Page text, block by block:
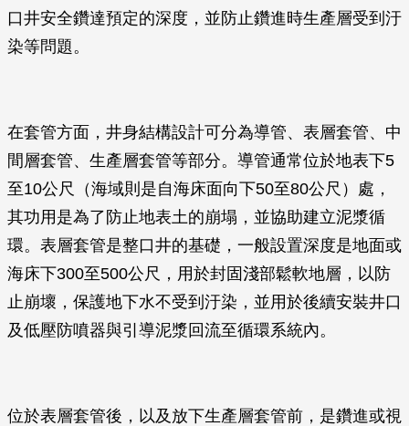
口井安全鑽達預定的深度，並防止鑽進時生產層受到汙
染等問題。
在套管方面，井身結構設計可分為導管、表層套管、中
間層套管、生產層套管等部分。導管通常位於地表下5
至10公尺（海域則是自海床面向下50至80公尺）處，
其功用是為了防止地表土的崩塌，並協助建立泥漿循
環。表層套管是整口井的基礎，一般設置深度是地面或
海床下300至500公尺，用於封固淺部鬆軟地層，以防
止崩壞，保護地下水不受到汙染，並用於後續安裝井口
及低壓防噴器與引導泥漿回流至循環系統內。
位於表層套管後，以及放下生產層套管前，是鑽進或視